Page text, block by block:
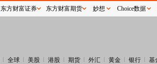
全球 美股 港股 期货 外汇 黄金 银行 基
东方财富证券 东方财富期货 妙想 Choice数据